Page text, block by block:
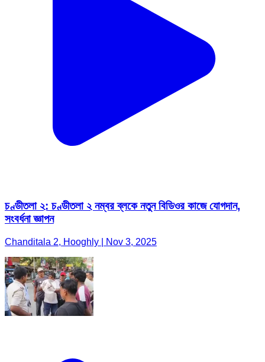
চণ্ডীতলা ২: চণ্ডীতলা ২ নম্বর ব্লকে নতুন বিডিওর কাজে যোগদান,
সংবর্ধনা জ্ঞাপন
Chanditala 2, Hooghly | Nov 3, 2025